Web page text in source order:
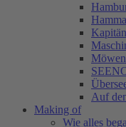
Auf
Making of
Wie alles